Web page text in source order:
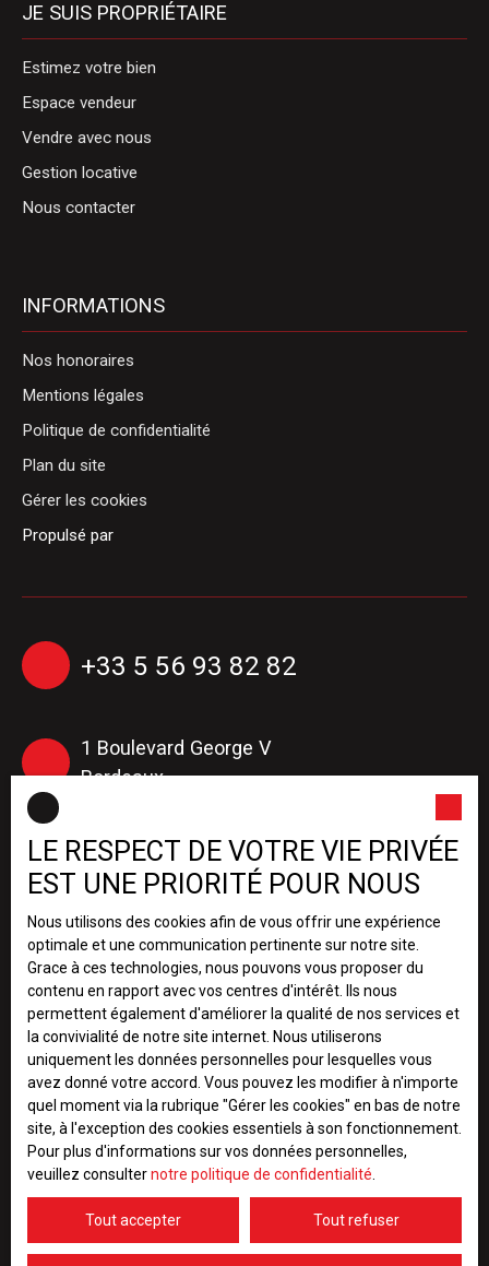
JE SUIS PROPRIÉTAIRE
Estimez votre bien
Espace vendeur
Vendre avec nous
Gestion locative
Nous contacter
INFORMATIONS
Nos honoraires
Mentions légales
Politique de confidentialité
Plan du site
Gérer les cookies
Propulsé par
+33 5 56 93 82 82
1 Boulevard George V
Bordeaux
+33 5 56 16 14 36
(Administration de biens)
1 Boulevard George V
Bordeaux
+33 5 56 06 06 46
11 Cours Victor Hugo
Begles
LE RESPECT DE VOTRE VIE PRIVÉE
EST UNE PRIORITÉ POUR NOUS
Nous utilisons des cookies afin de vous offrir une expérience
optimale et une communication pertinente sur notre site.
Grace à ces technologies, nous pouvons vous proposer du
contenu en rapport avec vos centres d'intérêt. Ils nous
permettent également d'améliorer la qualité de nos services et
la convivialité de notre site internet. Nous utiliserons
uniquement les données personnelles pour lesquelles vous
avez donné votre accord. Vous pouvez les modifier à n'importe
quel moment via la rubrique ″Gérer les cookies″ en bas de notre
site, à l'exception des cookies essentiels à son fonctionnement.
Pour plus d'informations sur vos données personnelles,
veuillez consulternotre politique de confidentialité
Tout accepter Tout refuser